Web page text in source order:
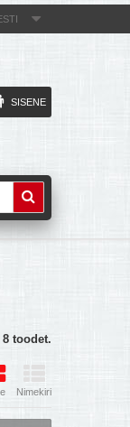
SISENE
toodet.
Nimekiri